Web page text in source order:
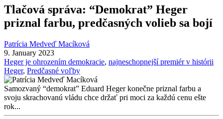
Tlačová správa: “Demokrat” Heger
priznal farbu, predčasných volieb sa bojí
Patrícia Medveď Macíková
9. January 2023
Heger je ohrozením demokracie, najneschopnejší premiér v histórii
Heger, Predčasné voľby
Samozvaný “demokrat” Eduard Heger konečne priznal farbu a
svoju skrachovanú vládu chce držať pri moci za každú cenu ešte
rok...